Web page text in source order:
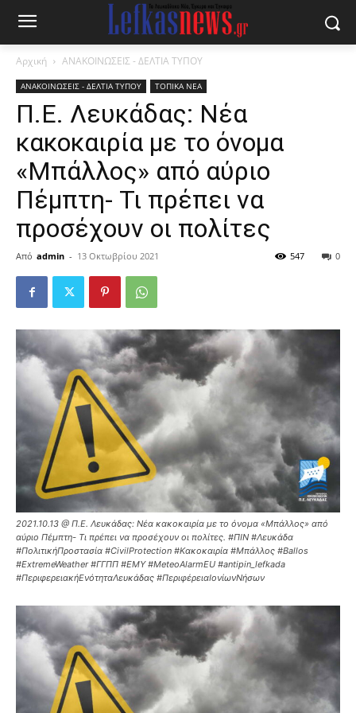
Αρχική ΑΝΑΚΟΙΝΩΣΕΙΣ - ΔΕΛΤΙΑ ΤΥΠΟΥ
ΑΝΑΚΟΙΝΩΣΕΙΣ - ΔΕΛΤΙΑ ΤΥΠΟΥ ΤΟΠΙΚΑ ΝΕΑ
Π.Ε. Λευκάδας: Νέα
κακοκαιρία με το όνομα
«Μπάλλος» από αύριο
Πέμπτη- Τι πρέπει να
προσέχουν οι πολίτες
Από admin - 13 Οκτωβρίου 2021 0
547
2021.10.13 @ Π.Ε. Λευκάδας: Νέα κακοκαιρία με το όνομα «Μπάλλος» από
αύριο Πέμπτη- Τι πρέπει να προσέχουν οι πολίτες. #ΠΙΝ #Λευκάδα
#ΠολιτικήΠροστασία #CivilProtection #Κακοκαιρία #Μπάλλος #Ballos
#ExtremeWeather #ΓΓΠΠ #ΕΜΥ #MeteoAlarmEU #antipin_lefkada
#ΠεριφερειακήΕνότηταΛευκάδας #ΠεριφέρειαΙονίωνΝήσων